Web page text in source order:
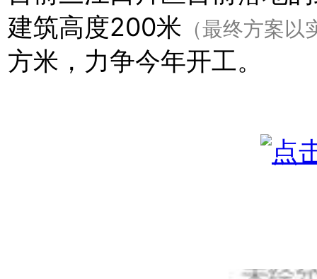
建筑高度200米 （最终方案
方米，力争今年开工。